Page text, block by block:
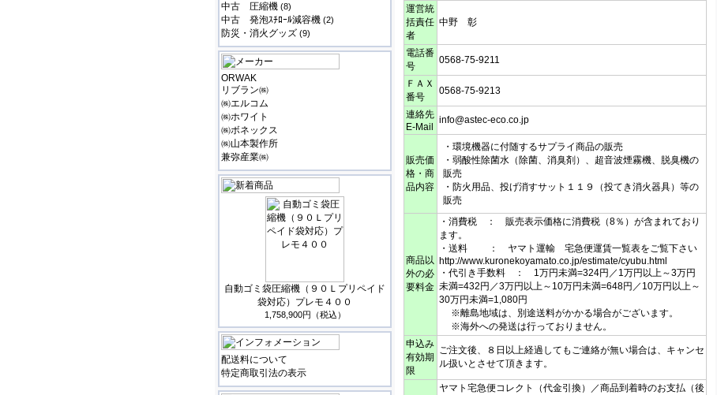
中古 圧縮機 (8)
中古 発泡ｽﾁﾛｰﾙ減容機 (2)
防災・消火グッズ (9)
ORWAK
リブラン㈱
㈱エルコム
㈱ホワイト
㈱ボネックス
㈱山本製作所
兼弥産業㈱
自動ゴミ袋圧縮機（９０Ｌプリペイド
袋対応）プレモ４００
1,758,900円（税込）
配送料について
特定商取引法の表示
運営統
括責任
者
中野 彰
電話番
号
0568-75-9211
ＦＡＸ
番号
0568-75-9213
連絡先
E-Mail
info@astec-eco.co.jp
販売価
格・商
品内容
・環境機器に付随するサプライ商品の販売
・弱酸性除菌水（除菌、消臭剤）、超音波煙霧機、脱臭機の
販売
・防火用品、投げ消すサット１１９（投てき消火器具）等の
販売
商品以
外の必
要料金
・消費税 ： 販売表示価格に消費税（8％）が含まれており
ます。
・送料 ： ヤマト運輸 宅急便運賃一覧表をご覧下さい
http://www.kuronekoyamato.co.jp/estimate/cyubu.html
・代引き手数料 ： 1万円未満=324円／1万円以上～3万円
未満=432円／3万円以上～10万円未満=648円／10万円以上～
30万円未満=1,080円
※離島地域は、別途送料がかかる場合がございます。
※海外への発送は行っておりません。
申込み
有効期
限
ご注文後、８日以上経過してもご連絡が無い場合は、キャンセ
ル扱いとさせて頂きます。
ヤマト宅急便コレクト（代金引換）／商品到着時のお支払（後